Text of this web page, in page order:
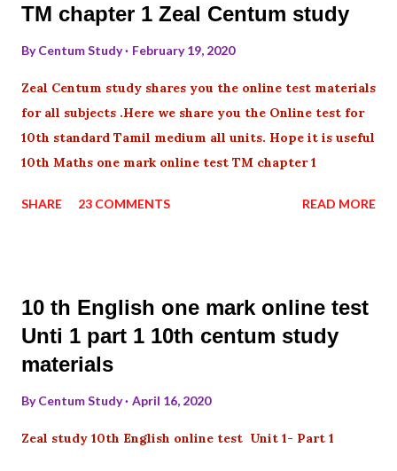
TM chapter 1 Zeal Centum study
ByCentum Study February 19, 2020
Zeal Centum study shares you the online test materials
for all subjects .Here we share you the Online test for
10th standard Tamil medium all units. Hope it is useful
10th Maths one mark online test TM chapter 1
SHARE 23 COMMENTS READ MORE
10 th English one mark online test
Unti 1 part 1 10th centum study
materials
ByCentum Study April 16, 2020
Zeal study 10th English online test Unit 1- Part 1